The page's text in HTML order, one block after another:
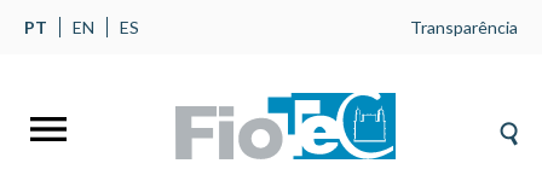
PT EN ES Transparência